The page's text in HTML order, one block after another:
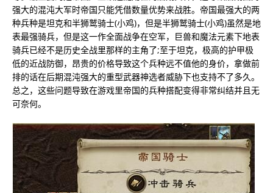
强大的混沌大军时帝国只能凭借数量优势来战胜。帝国最强大的两
种兵种是坦克和半狮鹫骑士(小鸡)，但是半狮鹫骑士(小鸡)虽然是地
表最强骑兵，但是这一作全面战争在空军，巨兽和魔法元素下地表
骑兵已经不是历史全战里那样的主角了;至于坦克，极高的护甲极
低的近战防御，昂贵的价格导致这个兵种远不值他的身价，拿做前
排的话在后期混沌强大的重型武器神选者威胁下也支持不了多久。
总之，这些问题导致在游戏里帝国的兵种搭配变得非常纠结并且无
可奈何。